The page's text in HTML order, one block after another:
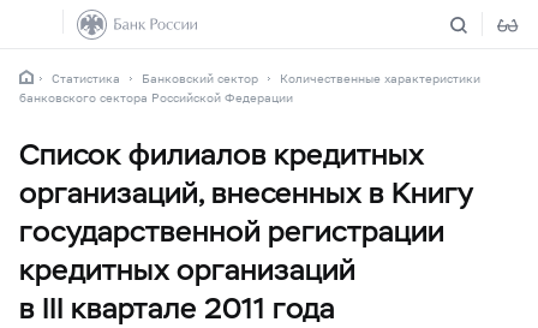
Статистика Банковский сектор
Количественные характеристики
банковского сектора Российской Федерации
Список филиалов кредитных
организаций, внесенных в Книгу
государственной регистрации
кредитных организаций
в III квартале 2011 года